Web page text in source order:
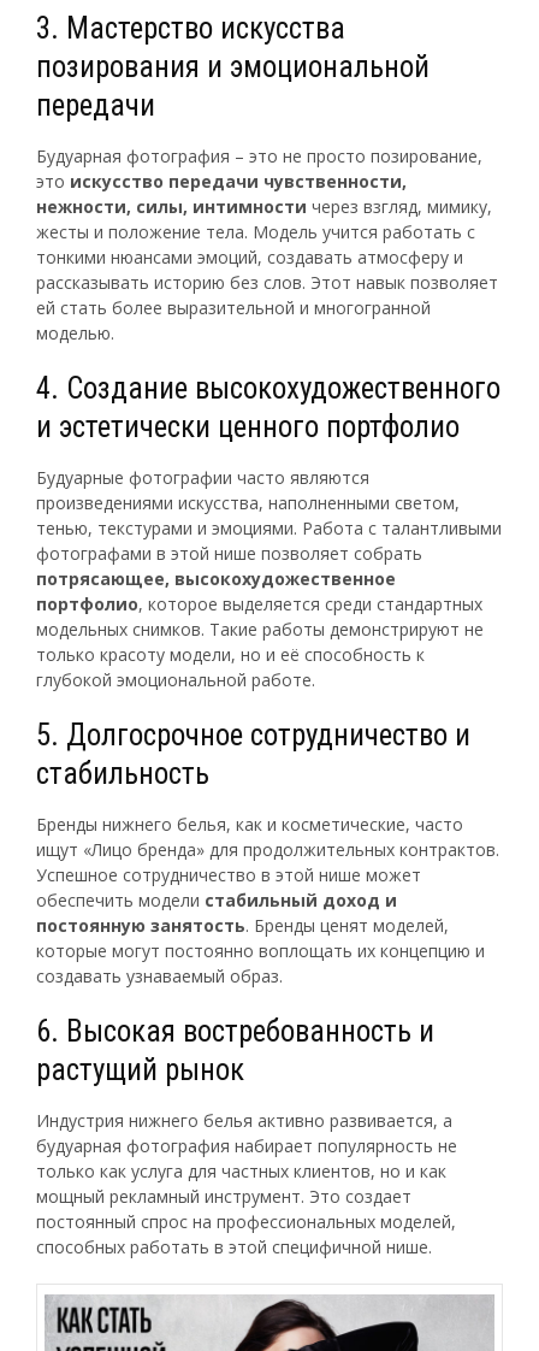
3. Мастерство искусства
позирования и эмоциональной
передачи
Будуарная фотография – это не просто позирование,
это искусство передачи чувственности,
нежности, силы, интимности через взгляд, мимику,
жесты и положение тела. Модель учится работать с
тонкими нюансами эмоций, создавать атмосферу и
рассказывать историю без слов. Этот навык позволяет
ей стать более выразительной и многогранной
моделью.
4. Создание высокохудожественного
и эстетически ценного портфолио
Будуарные фотографии часто являются
произведениями искусства, наполненными светом,
тенью, текстурами и эмоциями. Работа с талантливыми
фотографами в этой нише позволяет собрать
потрясающее, высокохудожественное
портфолио, которое выделяется среди стандартных
модельных снимков. Такие работы демонстрируют не
только красоту модели, но и её способность к
глубокой эмоциональной работе.
5. Долгосрочное сотрудничество и
стабильность
Бренды нижнего белья, как и косметические, часто
ищут «Лицо бренда» для продолжительных контрактов.
Успешное сотрудничество в этой нише может
обеспечить модели стабильный доход и
постоянную занятость. Бренды ценят моделей,
которые могут постоянно воплощать их концепцию и
создавать узнаваемый образ.
6. Высокая востребованность и
растущий рынок
Индустрия нижнего белья активно развивается, а
будуарная фотография набирает популярность не
только как услуга для частных клиентов, но и как
мощный рекламный инструмент. Это создает
постоянный спрос на профессиональных моделей,
способных работать в этой специфичной нише.